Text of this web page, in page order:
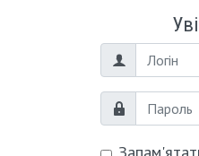
Логін
Пароль